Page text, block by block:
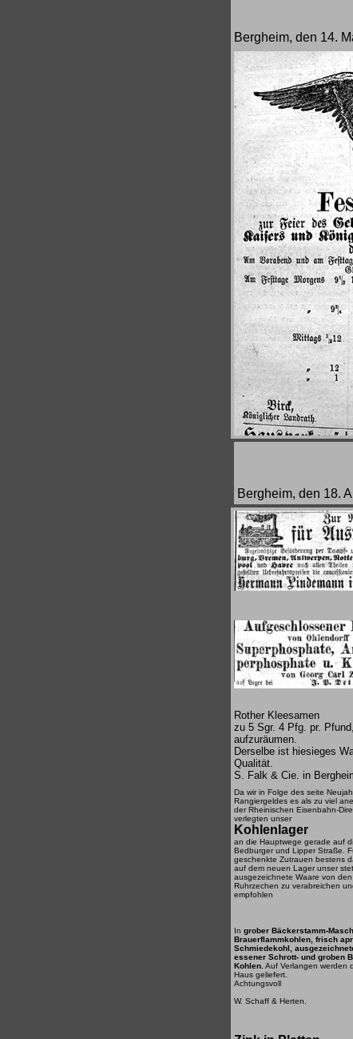
Bergheim, den 14.
Bergheim, den 18.
Rother Kleesamen
zu 5 Sgr. 4 Pfg. pr.
aufzuräumen.
Derselbe ist hiesieges
Qualität.
S. Falk & Cie. in
Da wir in Folge des seite
Rangiergeldes es als zu viel
der Rheinischen Eisenbahn-
verlegten unser
Kohlenlager
an die Hauptwege gerade auf
Bedburger und Lipper Straße.
geschenkte Zutrauen bestens
auf dem neuen Lager unser
ausgezeichnete Waare von
Ruhrzechen zu verabreichen
empfohlen
In grober Bäckerstamm-
Brauerflammkohlen, frisch
Schmiedekohl,
essener Schrott- und groben
Kohlen. Auf Verlangen werden
Haus geliefert.
Achtungsvoll
W. Schaff & Herten.